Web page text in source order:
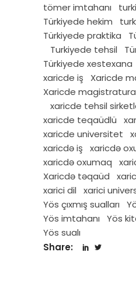
tömer imtahanı
Türkiyede hekim
Türkiyede praktika
Turkiyede tehsil
Türkiyede xestexana
xaricde iş
Xaricde
Xaricde magistratura
xaricde tehsil
xaricde teqaüdlü
xaricde universitet
xaricdə iş
xaricdə
xaricdə oxumaq
Xaricdə təqaüd
xarici dil
xarici
Yös çıxmış sualları
Yös imtahanı
Yös
Yös sualı
Share: